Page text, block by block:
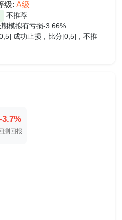
级:A级
不推荐
模拟有亏损-3.66%
成功止损，比分[0,5]，不推
-3.7%
回测回报